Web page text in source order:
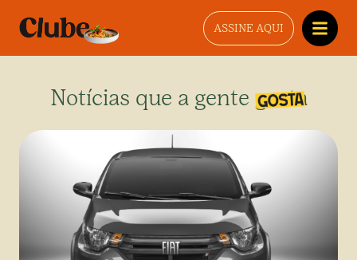
ASSINE AQUI
Notícias que a gente gosta